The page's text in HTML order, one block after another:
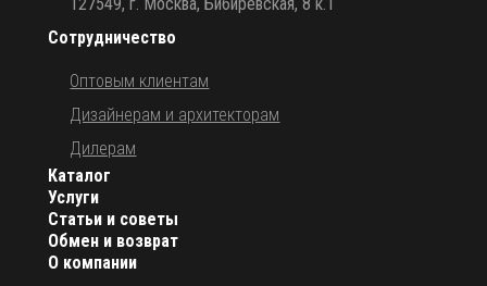
О компании
Каталог
Услуги
Статьи и советы
Обмен и возврат
Сотрудничество
Оптовым клиентам
Дизайнерам и архитекторам
Дилерам